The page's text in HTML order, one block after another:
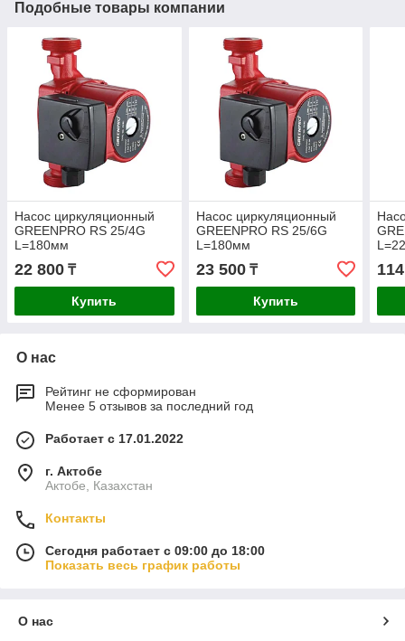
Подобные товары компании
Насос циркуляционный
GREENPRO RS 25/4G
L=180мм
22 800 ₸
Купить
Насос циркуляционный
GREENPRO RS 25/6G
L=180мм
23 500₸
Купить
О нас
Рейтинг не сформирован
Менее 5 отзывов за последний год
Работает с 17.01.2022
г. Актобе
Актобе, Казахстан
Контакты
Сегодня работает с 09:00 до 18:00
Показать весь график работы
О нас